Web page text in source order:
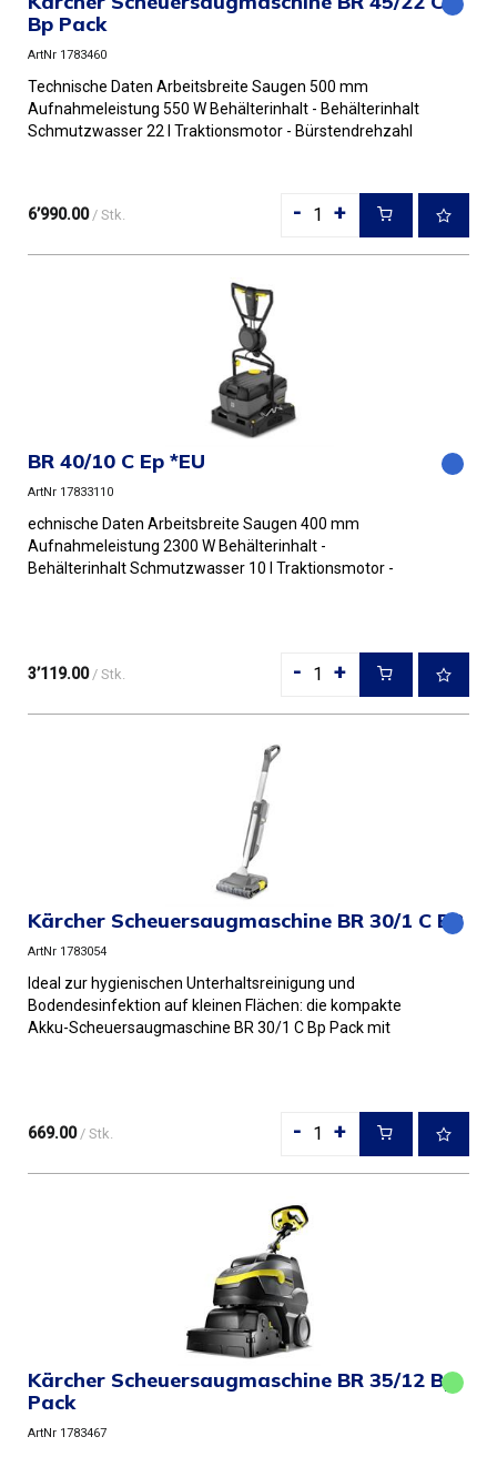
Bp Pack
ArtNr 1783460
Technische Daten Arbeitsbreite Saugen 500 mm
Aufnahmeleistung 550 W Behälterinhalt - Behälterinhalt
Schmutzwasser 22 l Traktionsmotor - Bürstendrehzahl
- +
6’990.00 / Stk.
BR 40/10 C Ep *EU
ArtNr 17833110
echnische Daten Arbeitsbreite Saugen 400 mm
Aufnahmeleistung 2300 W Behälterinhalt -
Behälterinhalt Schmutzwasser 10 l Traktionsmotor -
- +
3’119.00 / Stk.
Kärcher Scheuersaugmaschine BR 30/1 C BP
ArtNr 1783054
Ideal zur hygienischen Unterhaltsreinigung und
Bodendesinfektion auf kleinen Flächen: die kompakte
Akku-Scheuersaugmaschine BR 30/1 C Bp Pack mit
- +
669.00 / Stk.
Kärcher Scheuersaugmaschine BR 35/12 Bp
Pack
ArtNr 1783467